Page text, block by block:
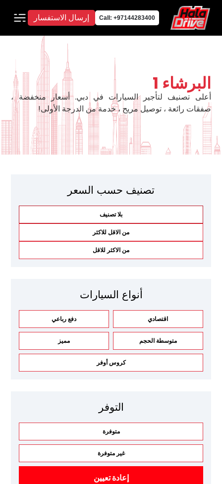
Call: +97144283400 إرسال الاستفسار
البرشاء 1
أعلى تصنيف لتأجير السيارات في دبي. أسعار منخفضة ،
صفقات رائعة ، توصيل مريح ، خدمة من الدرجة الأولى!
تصنيف حسب السعر
بلا تصنيف
من الاقل للاكثر
من الاكثر للاقل
أنواع السيارات
اقتصادي دفع رباعي
متوسطة الحجم مميز
كروس أوفر
التوفر
متوفرة
غير متوفرة
إعادة تعيين